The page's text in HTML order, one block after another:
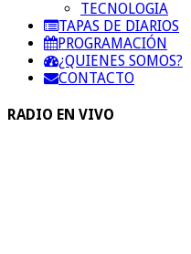
TECNOLOGIA
TAPAS DE DIARIOS
PROGRAMACIÓN
¿QUIENES SOMOS?
CONTACTO
RADIO EN VIVO